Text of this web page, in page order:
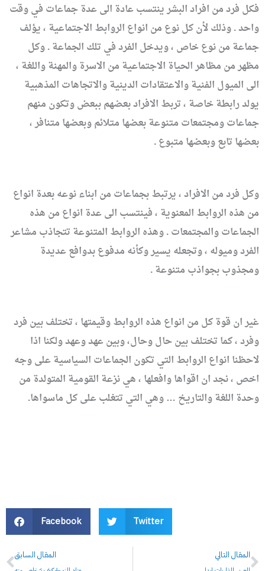
فكل فرد من افراد البشر ينتسب عادة الى عدة جماعات في وقت
واحد . وذلك لأن كل نوع من انواع الروابط الاجتماعية ، يؤلف
جماعة من نوع خاص ، ويدخل الفرد في تلك الجماعة . وكل
مظهر من مظاهر الحياة الاجتماعية من الاسرة والمهنة واللغة ،
الى الميول الفنية والاعتقادات الدينية والاتجاهات المذهبية
يولد رابطة خاصة ، تربط الافراد بعضهم ببعض وتكون منهم
جماعات ومجتمعات متنوعة بعضها متلائم وبعضها متنافر ،
بعضها تابع وبعضها متبوع .
وكل فرد من الافراد ، يرتبط بجماعات من ابناء نوعه بعدة انواع
من هذه الروابط المعنوية ، فينتسب الى عدة انواع من هذه
الجماعات والمجتمعات . وهذه الروابط المتنوعة تتجاذب مشاعر
الفرد وميوله ، وتجعله يسير وكأنه مدفوع بدوافع عديدة
ومجذوب بجواذب متنوعة .
غير ان قوة كل من انواع هذه الروابط وقيمتها ، تختلف بين فرد
وفرد ، كما تختلف بين حال وحال، وبين عهد وعهد ولكنا اذا
لاحظنا انواع الروابط التي تكون الجماعات السياسية على وجه
اخص ، نجد ان اقواها وافعلها ، هي نزعة القومية المتولدة من
وحدة اللغة والتاريخ … وهي التي تتغلب على كل ماسواها.
Facebook Twitter
Prev
المقال السابق المقال التالي